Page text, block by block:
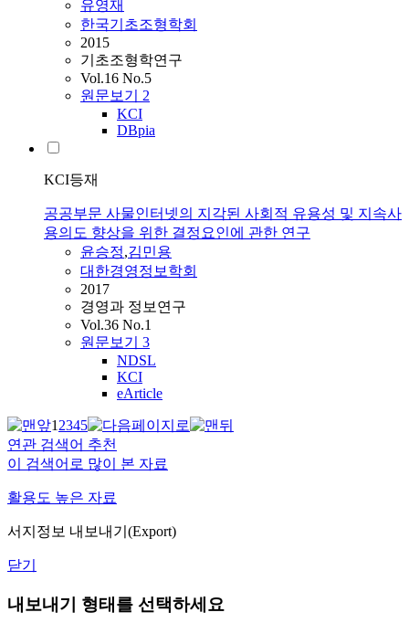
유영재
한국기초조형학회
2015
기초조형학연구
Vol.16 No.5
원문보기 2
KCI
DBpia
KCI등재
공공부문 사물인터넷의 지각된 사회적 유용성 및 지속사
용의도 향상을 위한 결정요인에 관한 연구
윤승정,김민용
대한경영정보학회
2017
경영과 정보연구
Vol.36 No.1
원문보기 3
NDSL
KCI
eArticle
12345
연관 검색어 추천
이 검색어로 많이 본 자료
활용도 높은 자료
서지정보 내보내기(Export)
닫기
내보내기 형태를 선택하세요